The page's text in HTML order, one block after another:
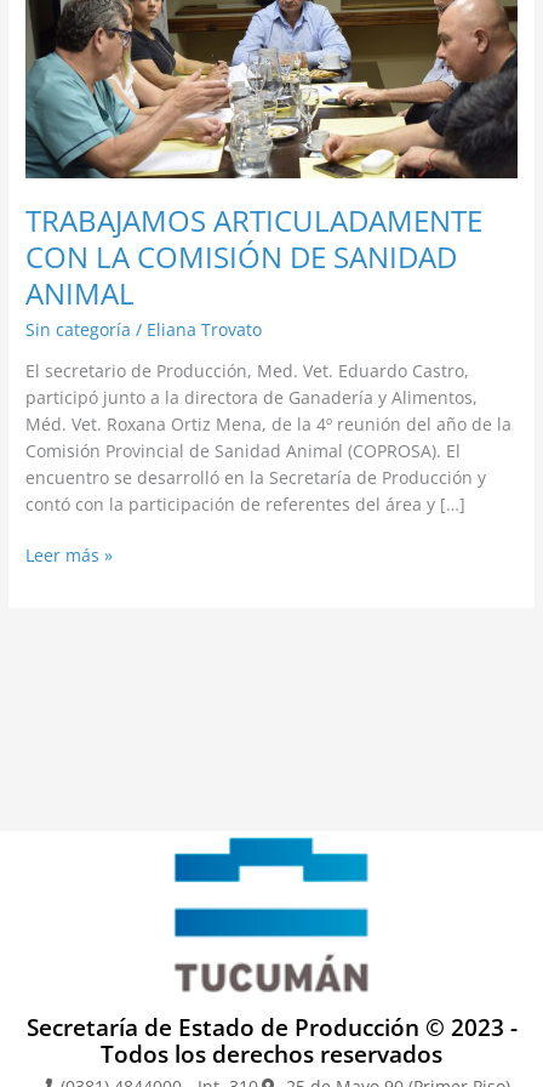
TRABAJAMOS ARTICULADAMENTE
CON LA COMISIÓN DE SANIDAD
ANIMAL
Sin categoría / Eliana Trovato
El secretario de Producción, Med. Vet. Eduardo Castro,
participó junto a la directora de Ganadería y Alimentos,
Méd. Vet. Roxana Ortiz Mena, de la 4º reunión del año de la
Comisión Provincial de Sanidad Animal (COPROSA). El
encuentro se desarrolló en la Secretaría de Producción y
contó con la participación de referentes del área y […]
SANIDAD
ANIMAL
Leer más »
Secretaría de Estado de Producción © 2023 -
Todos los derechos reservados